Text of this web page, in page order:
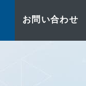
お問い合わせ